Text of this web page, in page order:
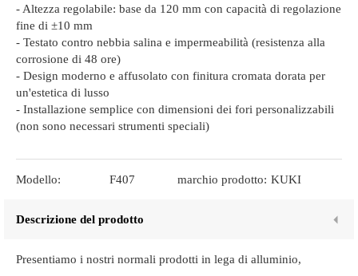
- Altezza regolabile: base da 120 mm con capacità di regolazione
fine di ±10 mm
- Testato contro nebbia salina e impermeabilità (resistenza alla
corrosione di 48 ore)
- Design moderno e affusolato con finitura cromata dorata per
un'estetica di lusso
- Installazione semplice con dimensioni dei fori personalizzabili
(non sono necessari strumenti speciali)
Modello: F407 marchio prodotto: KUKI
Descrizione del prodotto
Presentiamo i nostri normali prodotti in lega di alluminio,